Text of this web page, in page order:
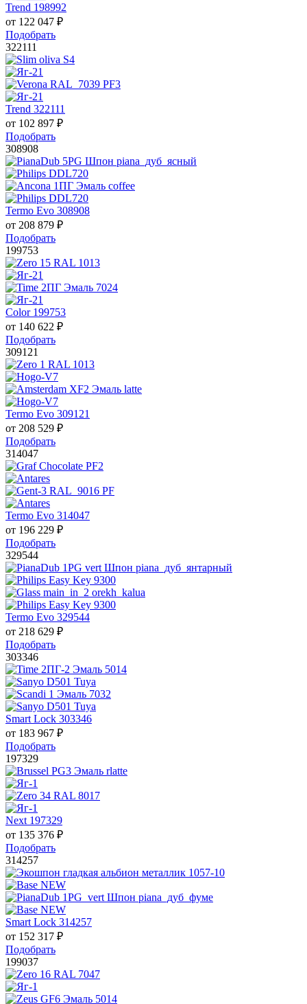
Trend 198992
от 122 047 ₽
Подобрать
322111
Trend 322111
от 102 897 ₽
Подобрать
308908
Termo Evo 308908
от 208 879 ₽
Подобрать
199753
Color 199753
от 140 622 ₽
Подобрать
309121
Termo Evo 309121
от 208 529 ₽
Подобрать
314047
Termo Evo 314047
от 196 229 ₽
Подобрать
329544
Termo Evo 329544
от 218 629 ₽
Подобрать
303346
Smart Lock 303346
от 183 967 ₽
Подобрать
197329
Next 197329
от 135 376 ₽
Подобрать
314257
Smart Lock 314257
от 152 317 ₽
Подобрать
199037